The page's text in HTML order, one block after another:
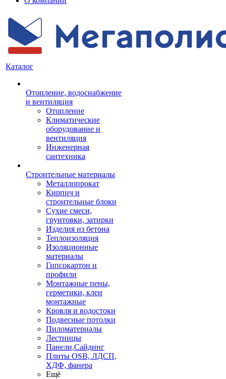
Каталог
Отопление, водоснабжение
и вентиляция
Отопление
Климатические
оборудование и
вентиляция
Инженерная
сантехника
Строительные материалы
Металлопрокат
Кирпич и
строительные блоки
Сухие смеси,
грунтовки, затирки
Изделия из бетона
Теплоизоляция
Изоляционные
материалы
Гипсокартон и
профили
Монтажные пены,
герметики, клеи
монтажные
Кровля и водостоки
Подвесные потолки
Пиломатериалы
Лестницы
Панели,Сайдинг
Плиты OSB, ЛДСП,
ХДФ, фанера
Ещё